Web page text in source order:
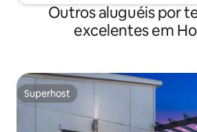
Outros aluguéis por
excelentes em
Superhost
Superhost